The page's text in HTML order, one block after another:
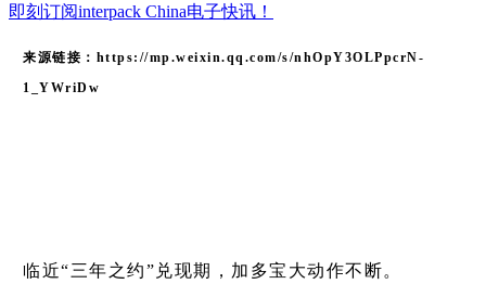
即刻订阅interpack China电子快讯！
来源链接：https://mp.weixin.qq.com/s/nhOpY3OLPpcrN-
1_YWriDw
临近“三年之约”兑现期，加多宝大动作不断。